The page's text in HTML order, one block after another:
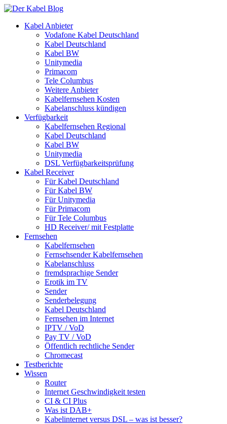
Kabel Anbieter
Vodafone Kabel Deutschland
Kabel Deutschland
Kabel BW
Unitymedia
Primacom
Tele Columbus
Weitere Anbieter
Kabelfernsehen Kosten
Kabelanschluss kündigen
Verfügbarkeit
Kabelfernsehen Regional
Kabel Deutschland
Kabel BW
Unitymedia
DSL Verfügbarkeitsprüfung
Kabel Receiver
Für Kabel Deutschland
Für Kabel BW
Für Unitymedia
Für Primacom
Für Tele Columbus
HD Receiver/ mit Festplatte
Fernsehen
Kabelfernsehen
Fernsehsender Kabelfernsehen
Kabelanschluss
fremdsprachige Sender
Erotik im TV
Sender
Senderbelegung
Kabel Deutschland
Fernsehen im Internet
IPTV / VoD
Pay TV / VoD
Öffentlich rechtliche Sender
Chromecast
Testberichte
Wissen
Router
Internet Geschwindigkeit testen
CI & CI Plus
Was ist DAB+
Kabelinternet versus DSL – was ist besser?